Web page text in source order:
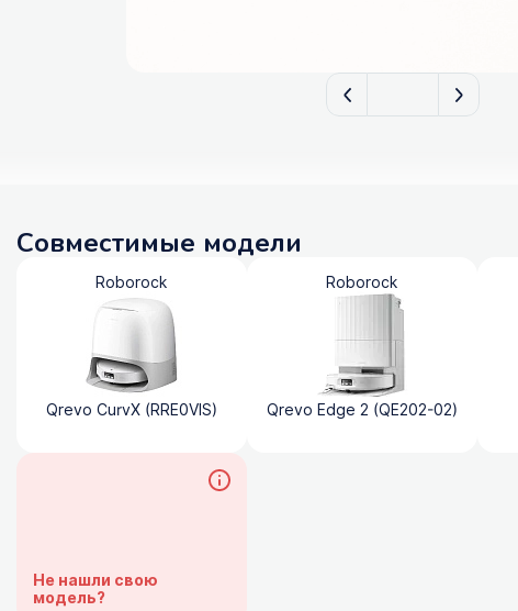
Совместимые модели
Roborock
Qrevo CurvX (RRE0VIS)
Roborock
Qrevo Edge 2 (QE202-02)
Не нашли свою
модель?